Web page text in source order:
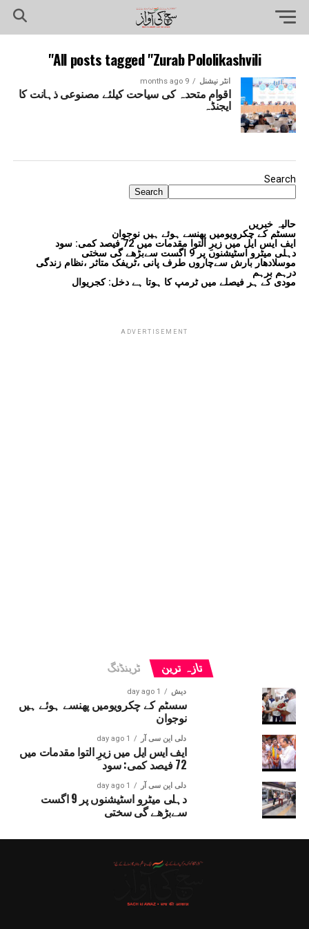
All posts tagged "Zurab Pololikashvili"
انٹر نیشنل 9 months ago
اقوام متحدہ کی سیاحت کیلئے مصنوعی ذہانت کا
ایجنڈہ
Search
Search
حالیہ خبریں
سسٹم کے چکرویومیں پھنسے ہوئے ہیں نوجوان
ایف ایس ایل میں زیرِ التوا مقدمات میں 72 فیصد کمی: سود
دہلی میٹرو اسٹیشنوں پر 9 اگست سےبڑھے گی سختی
موسلادھار بارش سےچاروں طرف پانی ،ٹریفک متاثر ،نظام زندگی
درہم برہم
مودی کے ہر فیصلے میں ٹرمپ کا ہوتا ہے دخل: کجریوال
ADVERTISEMENT
تازہ ترین ٹرینڈنگ
دیش 1 day ago
سسٹم کے چکرویومیں پھنسے ہوئے ہیں
نوجوان
دلی این سی آر 1 day ago
ایف ایس ایل میں زیرِ التوا مقدمات میں
72 فیصد کمی: سود
دلی این سی آر 1 day ago
دہلی میٹرو اسٹیشنوں پر 9 اگست
سےبڑھے گی سختی